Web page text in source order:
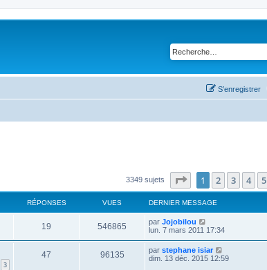
S’enregistrer
3349 sujets Page sur168
1 2 3 4 5
RÉPONSES VUES DERNIER MESSAGE
19 546865 par Jojobilou
lun. 7 mars 2011 17:34
3
47 96135 par stephane isiar
dim. 13 déc. 2015 12:59